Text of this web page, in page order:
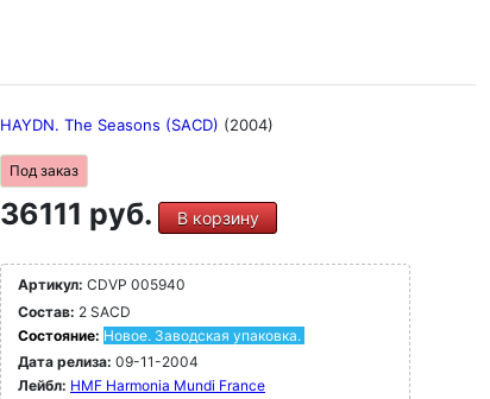
HAYDN. The Seasons (SACD) (2004)
Под заказ
36111 руб. В корзину
Артикул: CDVP 005940
Состав: 2 SACD
Состояние: Новое. Заводская упаковка.
Дата релиза: 09-11-2004
Лейбл: HMF Harmonia Mundi France